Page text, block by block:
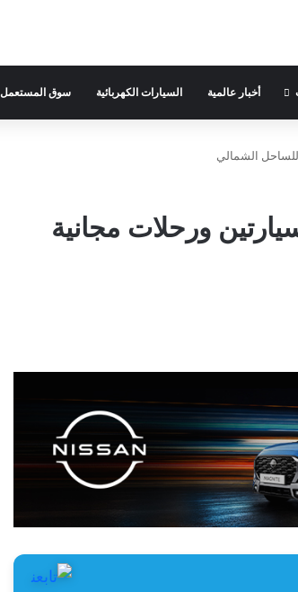
أخبار عالمية السيارات الكهربائية سوق المستعمل
الشمالي
ورحلات مجانية